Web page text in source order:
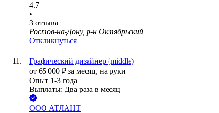
4.7
•
3 отзыва
Ростов-на-Дону, р-н Октябрьский
Откликнуться
Графический дизайнер (middle)
от 65 000 ₽ за месяц, на руки
Опыт 1-3 года
Выплаты: Два раза в месяц
ООО АТЛАНТ